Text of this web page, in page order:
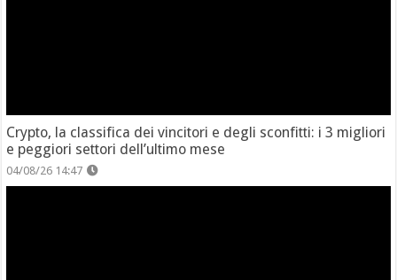
Crypto, la classifica dei vincitori e degli sconfitti: i 3 migliori
e peggiori settori dell’ultimo mese
04/08/26 14:47